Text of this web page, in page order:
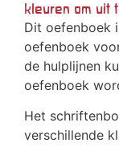
kleuren om uit
Dit oefenboek
oefenboek
de hulplijnen
oefenboek
Het
verschillende